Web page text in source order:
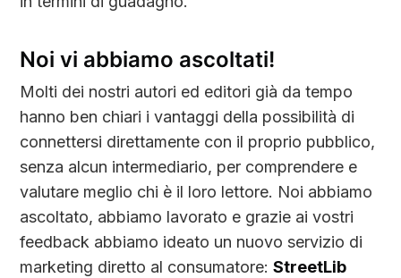
Noi vi abbiamo ascoltati!
Molti dei nostri autori ed editori già da tempo
hanno ben chiari i vantaggi della possibilità di
connettersi direttamente con il proprio pubblico,
senza alcun intermediario, per comprendere e
valutare meglio chi è il loro lettore. Noi abbiamo
ascoltato, abbiamo lavorato e grazie ai vostri
feedback abbiamo ideato un nuovo servizio di
marketing diretto al consumatore:StreetLib